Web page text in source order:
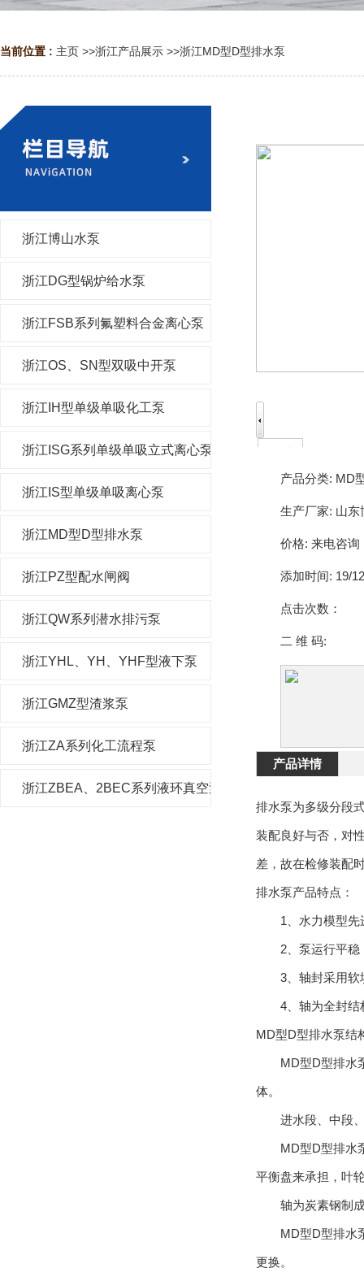
当前位置 : 主页 >>浙江产品展示 >>浙江MD型D型排水泵
浙江博山水泵
浙江DG型锅炉给水泵
浙江FSB系列氟塑料合金离心泵
浙江OS、SN型双吸中开泵
浙江IH型单级单吸化工泵
浙江ISG系列单级单吸立式离心泵
浙江IS型单级单吸离心泵
浙江MD型D型排水泵
浙江PZ型配水闸阀
浙江QW系列潜水排污泵
浙江YHL、YH、YHF型液下泵
浙江GMZ型渣浆泵
浙江ZA系列化工流程泵
浙江ZBEA、2BEC系列液环真空泵及压缩机
产品分类: MD
生产厂家: 山东
价格: 来电咨询
添加时间: 19/
点击次数：
二 维 码:
产品详情
排水泵为多级分段
装配良好与否，对
差，故在检修装配
排水泵产品特点：
1、水力模型先
2、泵运行平稳
3、轴封采用软填
4、轴为全封结
MD型D型排水泵结
MD型D型排水泵
体。
进水段、中段、
MD型D型排水泵
平衡盘来承担，叶
轴为炭素钢制成
MD型D型排水泵
更换。